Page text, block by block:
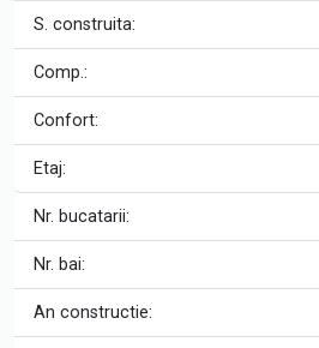
S. construita:
Comp.:
Confort:
Etaj:
Nr. bucatarii:
Nr. bai:
An constructie: